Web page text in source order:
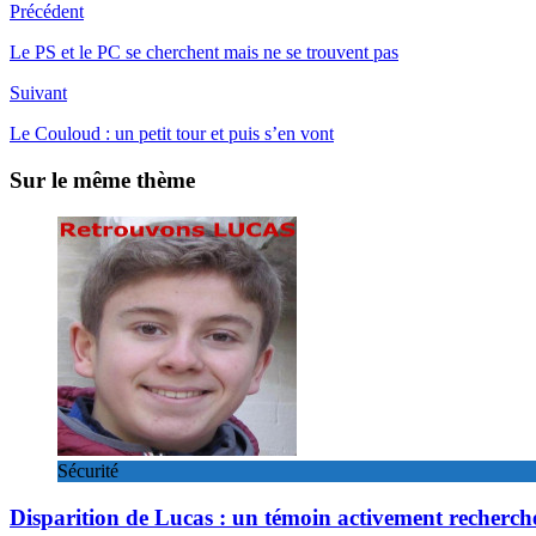
Précédent
Le PS et le PC se cherchent mais ne se trouvent pas
Suivant
Le Couloud : un petit tour et puis s’en vont
Sur le même thème
Sécurité
Disparition de Lucas : un témoin activement